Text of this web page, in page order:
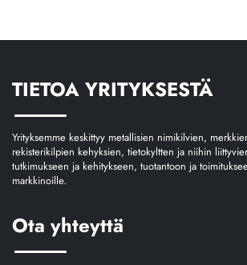
TIETOA YRITYKSESTÄ
Yrityksemme keskittyy metallisien nimikilvien,
rekisterikilpien kehyksien, tietokyltten ja niihin
tutkimukseen ja kehitykseen, tuotantoon ja
markkinoille.
Ota yhteyttä